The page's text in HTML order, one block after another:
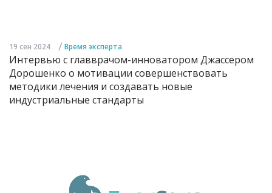
19 сен 2024 / Время эксперта
Интервью с главврачом-инноватором Джассером
Дорошенко о мотивации совершенствовать
методики лечения и создавать новые
индустриальные стандарты